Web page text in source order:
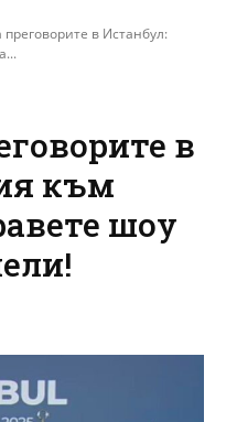
преговорите в Истанбул:
в
към
шоу